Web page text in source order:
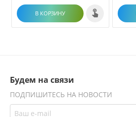
В КОРЗИНУ
Будем на связи
ПОДПИШИТЕСЬ НА НОВОСТИ